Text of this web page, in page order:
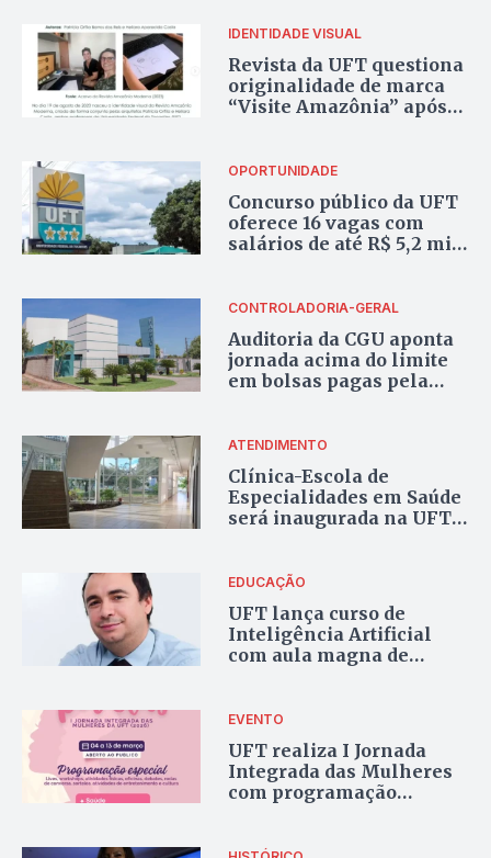
empresa
IDENTIDADE VISUAL
Revista da UFT questiona
originalidade de marca
“Visite Amazônia” após
OPORTUNIDADE
Concurso público da UFT
oferece 16 vagas com
salários de até R$ 5,2 mil
CONTROLADORIA-GERAL
Auditoria da CGU aponta
jornada acima do limite
em bolsas pagas pela
ATENDIMENTO
Clínica-Escola de
Especialidades em Saúde
será inaugurada na UFT
EDUCAÇÃO
UFT lança curso de
Inteligência Artificial
com aula magna de
EVENTO
UFT realiza I Jornada
Integrada das Mulheres
com programação